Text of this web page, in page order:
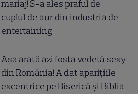
mariaj! S-a ales praful de
cuplul de aur din industria de
entertaining
Așa arată azi fosta vedetă sexy
din România! A dat aparițiile
excentrice pe Biserică și Biblia